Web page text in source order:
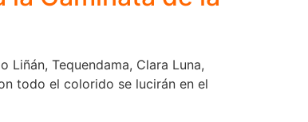
Tequendama, Clara Luna,
todo el colorido se lucirán en el